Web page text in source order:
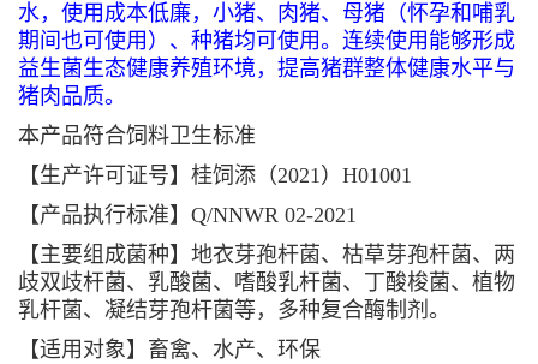
水，使用成本低廉，小猪、肉猪、母猪（怀孕和哺乳
期间也可使用）、种猪均可使用。连续使用能够形成
益生菌生态健康养殖环境，提高猪群整体健康水平与
猪肉品质。
本产品符合饲料卫生标准
【生产许可证号】桂饲添（2021）H01001
【产品执行标准】Q/NNWR 02-2021
【主要组成菌种】地衣芽孢杆菌、枯草芽孢杆菌、两
歧双歧杆菌、乳酸菌、嗜酸乳杆菌、丁酸梭菌、植物
乳杆菌、凝结芽孢杆菌等，多种复合酶制剂。
【适用对象】畜禽、水产、环保